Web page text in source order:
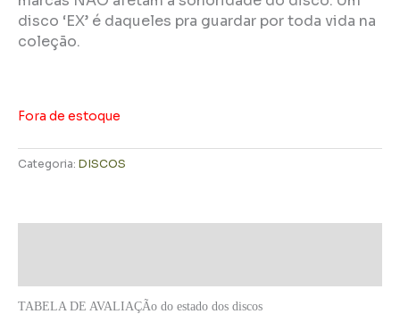
disco ‘EX’ é daqueles pra guardar por toda vida na
coleção.
Fora de estoque
Categoria: DISCOS
TABELA DE AVALIAÇÃo do estado dos discos